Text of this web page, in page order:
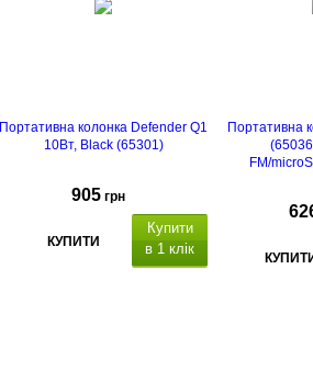
Портативна колонка Defender Q1
10Вт, Black (65301)
905 грн
КУПИТИ
Купити
в 1 клік
Портативна
FM/